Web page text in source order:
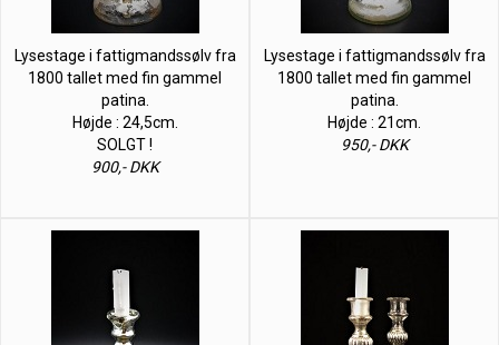
Lysestage i fattigmandssølv fra
1800 tallet med fin gammel
patina.
Højde : 24,5cm.
SOLGT !
900,- DKK
Lysestage i fattigmandssølv fra
1800 tallet med fin gammel
patina.
Højde : 21cm.
950,- DKK